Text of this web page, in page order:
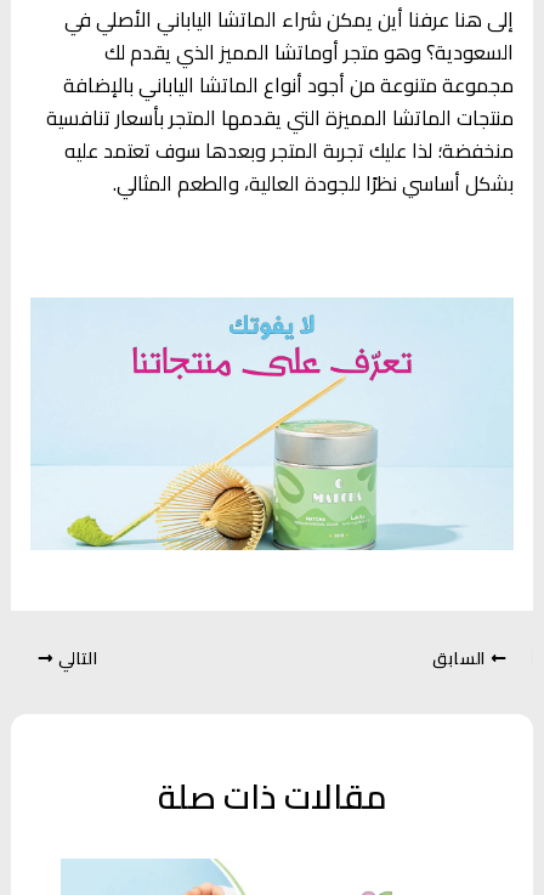
إلى هنا عرفنا أين يمكن شراء الماتشا الياباني الأصلي في
السعودية؟ وهو متجر أوماتشا المميز الذي يقدم لك
مجموعة متنوعة من أجود أنواع الماتشا الياباني بالإضافة
منتجات الماتشا المميزة التي يقدمها المتجر بأسعار تنافسية
منخفضة؛ لذا عليك تجربة المتجر وبعدها سوف تعتمد عليه
بشكل أساسي نظرًا للجودة العالية، والطعم المثالي.
السابق التالي
مقالات ذات صلة